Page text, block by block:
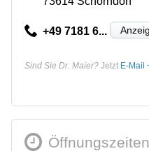
+49 7181 6...
Sind Sie Dr. Maier? Jetzt E-Mail
Öffnungszeiten